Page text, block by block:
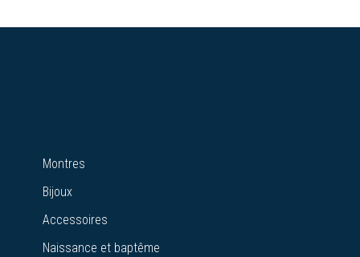
Montres
Bijoux
Accessoires
Naissance et baptême